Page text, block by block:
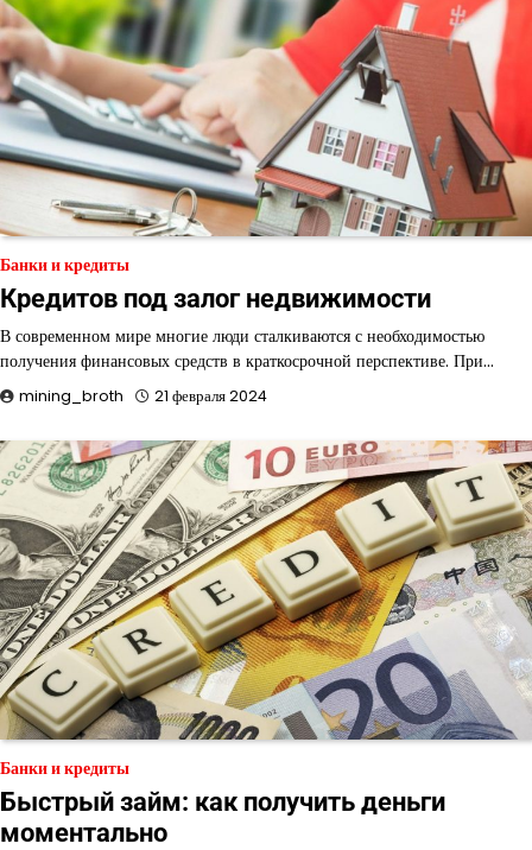
Банки и кредиты
Кредитов под залог недвижимости
В современном мире многие люди сталкиваются с необходимостью
получения финансовых средств в краткосрочной перспективе. При…
mining_broth 21 февраля 2024
Банки и кредиты
Быстрый займ: как получить деньги
моментально